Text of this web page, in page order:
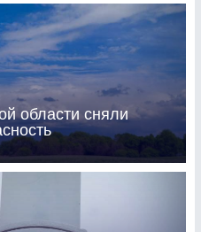
области сняли